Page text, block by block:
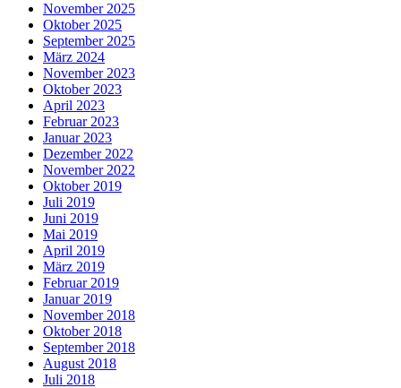
November 2025
Oktober 2025
September 2025
März 2024
November 2023
Oktober 2023
April 2023
Februar 2023
Januar 2023
Dezember 2022
November 2022
Oktober 2019
Juli 2019
Juni 2019
Mai 2019
April 2019
März 2019
Februar 2019
Januar 2019
November 2018
Oktober 2018
September 2018
August 2018
Juli 2018